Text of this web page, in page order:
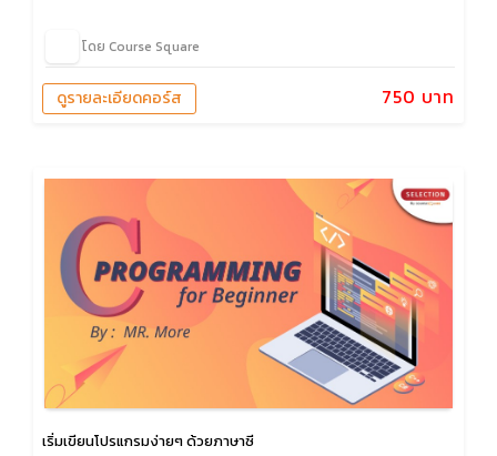
โดย Course Square
750 บาท
ดูรายละเอียดคอร์ส
เริ่มเขียนโปรแกรมง่ายๆ ด้วยภาษาซี